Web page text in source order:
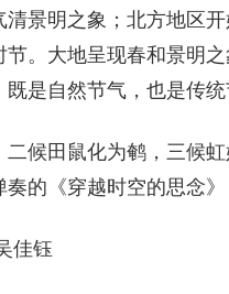
景明之象；北方地区
。大地呈现春和景明
是自然节气，也是传统
候田鼠化为鹌，三候
的《穿越时空的思念
佳钰